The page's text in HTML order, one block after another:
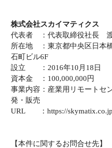
株式会社スカイマティクス
代表者 ：代表取締役社長
所在地 ：東京都中央区日本
石町ビル6F
設立 ：2016年10月18日
資本金 ：100,000,000円
事業内容：産業用リモートセ
発・販売
URL ：https://
【本件に関するお問合せ先】